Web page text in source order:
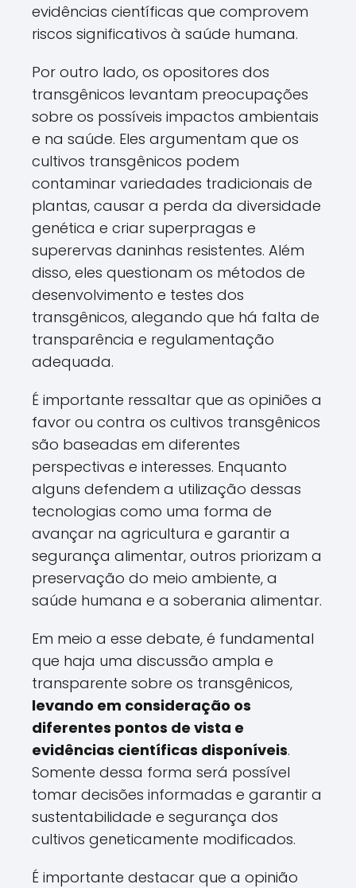
evidências científicas que comprovem
riscos significativos à saúde humana.
Por outro lado, os opositores dos
transgênicos levantam preocupações
sobre os possíveis impactos ambientais
e na saúde. Eles argumentam que os
cultivos transgênicos podem
contaminar variedades tradicionais de
plantas, causar a perda da diversidade
genética e criar superpragas e
superervas daninhas resistentes. Além
disso, eles questionam os métodos de
desenvolvimento e testes dos
transgênicos, alegando que há falta de
transparência e regulamentação
adequada.
É importante ressaltar que as opiniões a
favor ou contra os cultivos transgênicos
são baseadas em diferentes
perspectivas e interesses. Enquanto
alguns defendem a utilização dessas
tecnologias como uma forma de
avançar na agricultura e garantir a
segurança alimentar, outros priorizam a
preservação do meio ambiente, a
saúde humana e a soberania alimentar.
Em meio a esse debate, é fundamental
que haja uma discussão ampla e
transparente sobre os transgênicos,
levando em consideração os
diferentes pontos de vista e
evidências científicas disponíveis.
Somente dessa forma será possível
tomar decisões informadas e garantir a
sustentabilidade e segurança dos
cultivos geneticamente modificados.
É importante destacar que a opinião